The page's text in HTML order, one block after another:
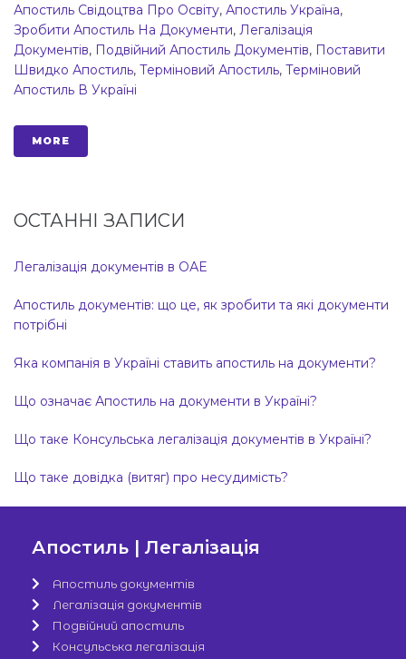
Апостиль Свідоцтва Про Освіту, Апостиль Україна,
Зробити Апостиль На Документи, Легалізація
Документів, Подвійний Апостиль Документів, Поставити
Швидко Апостиль, Терміновий Апостиль, Терміновий
Апостиль В Україні
MORE
ОСТАННІ ЗАПИСИ
Легалізація документів в ОАЕ
Апостиль документів: що це, як зробити та які документи
потрібні
Яка компанія в Україні ставить апостиль на документи?
Що означає Апостиль на документи в Україні?
Що таке Консульська легалізація документів в Україні?
Що таке довідка (витяг) про несудимість?
Апостиль | Легалізація
Апостиль документів
Легалізація документів
Подвійний апостиль
Консульська легалізація